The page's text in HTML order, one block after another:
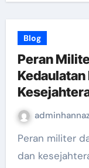
Blog
Peran
Kedaulatan
Peran militer dalam menjaga kedaulatan negara
dan